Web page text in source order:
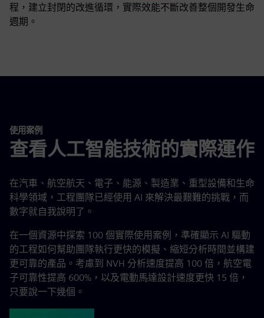
程，建立封閉的改進循環，實際效能不斷改善整個開發生命
週期。
使用案例
查看人工智能技術的實際運作
在汽車、航空航天、電子、能源、製造業、重型設備和生命
科學領域，工程團隊已經使用 AI 來解決最艱難的挑戰，而
數字就自我說明了。
在一個資源中探索 100 個實際使用案例，準確顯示 AI 驅動
的工程如何幫助團隊執行更快的模擬、縮短分析時間並構建
更可靠的產品。考慮到 NVH 分析速度提高 100 倍，航空電
子可靠性提高 600%，以及電動馬達設計速度更快 15 倍，
只要說一下幾個。